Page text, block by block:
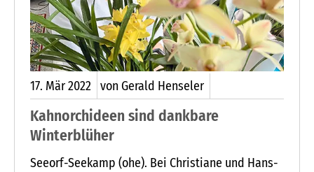
17. Mär2022 von Gerald Henseler
Kahnorchideen sind dankbare
Winterblüher
Seeorf-Seekamp (ohe). Bei Christiane und Hans-